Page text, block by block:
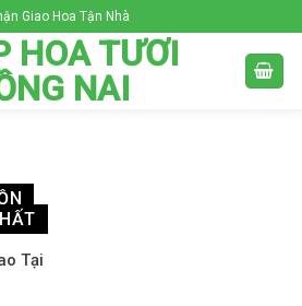
Giao Hoa Tận Nhà
HOA TƯƠI
NAI
Tại